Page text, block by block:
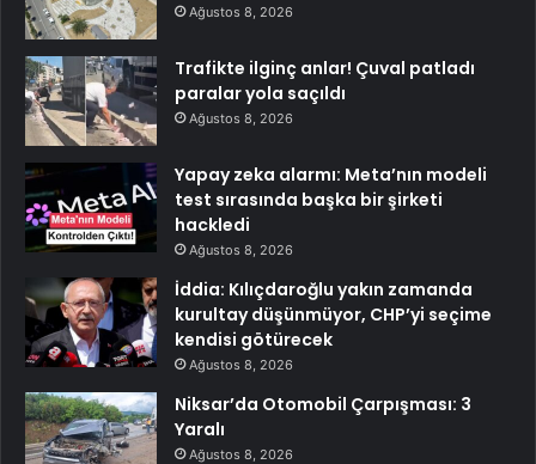
Ağustos 8, 2026
Trafikte ilginç anlar! Çuval patladı
paralar yola saçıldı
Ağustos 8, 2026
Yapay zeka alarmı: Meta’nın modeli
test sırasında başka bir şirketi
hackledi
Ağustos 8, 2026
İddia: Kılıçdaroğlu yakın zamanda
kurultay düşünmüyor, CHP’yi seçime
kendisi götürecek
Ağustos 8, 2026
Niksar’da Otomobil Çarpışması: 3
Yaralı
Ağustos 8, 2026